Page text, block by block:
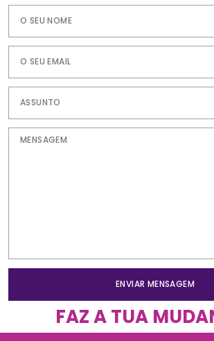
ENVIAR MENSAGEM
FAZ A TUA